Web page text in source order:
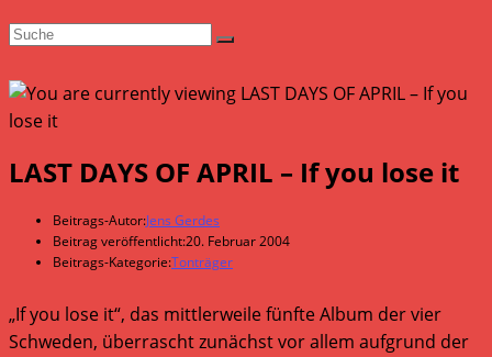
LAST DAYS OF APRIL – If you lose it
Beitrags-Autor:Jens Gerdes
Beitrag veröffentlicht:20. Februar 2004
Beitrags-Kategorie:Tonträger
„If you lose it“, das mittlerweile fünfte Album der vier
Schweden, überrascht zunächst vor allem aufgrund der